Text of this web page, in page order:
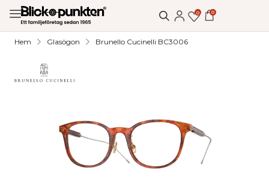
0 0
Hem Glasögon Brunello Cucinelli BC3006